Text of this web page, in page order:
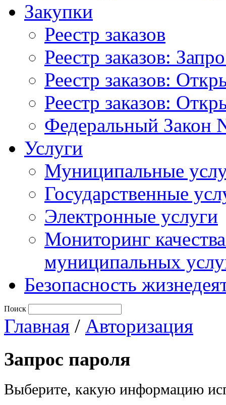
Закупки
Реестр заказов
Реестр заказов:
Реестр заказов:
Реестр заказов:
Федеральный Закон
Услуги
Муниципальные
Государственные
Электронные услуги
Мониторинг
муниципальных
Безопасность
Поиск
Главная / Авторизация
Запрос пароля
Выберите, какую информацию